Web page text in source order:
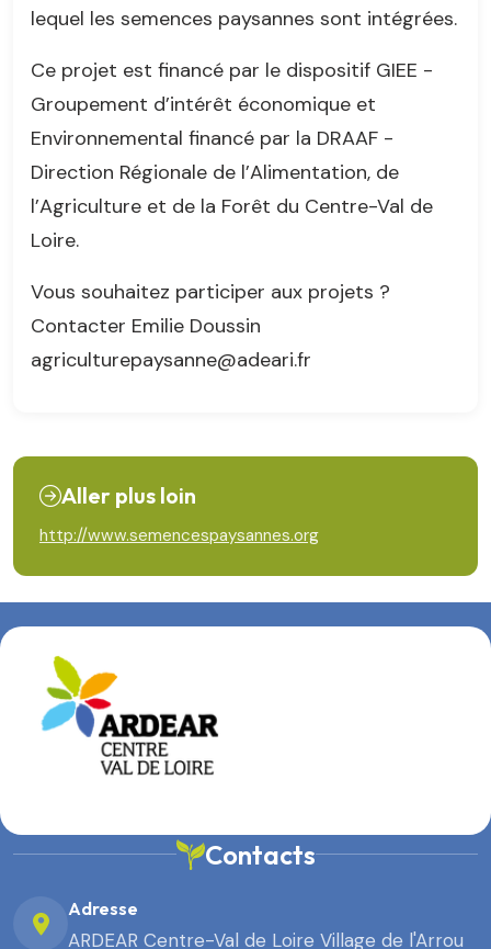
lequel les semences paysannes sont intégrées.
Ce projet est financé par le dispositif GIEE -
Groupement d’intérêt économique et
Environnemental financé par la DRAAF -
Direction Régionale de l’Alimentation, de
l’Agriculture et de la Forêt du Centre-Val de
Loire.
Vous souhaitez participer aux projets ?
Contacter Emilie Doussin
agriculturepaysanne@adeari.fr
Aller plus loin
http://www.semencespaysannes.org
Contacts
Adresse
ARDEAR Centre-Val de Loire Village de l'Arrou